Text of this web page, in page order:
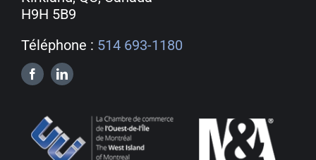
H9H 5B9
Téléphone : 514 693-1180